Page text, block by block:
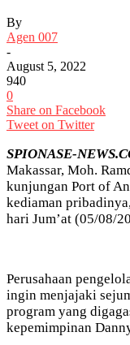
By
Agen 007
-
August 5, 2022
940
0
Share on Facebook
Tweet on Twitter
SPIONASE-
Makassar, Moh.
kunjungan Port of
kediaman
hari Jum’at (05/08/
Perusahaan
ingin menjajaki
program yang
kepemimpinan